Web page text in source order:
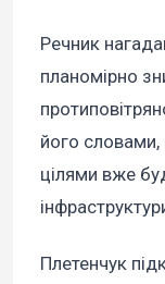
Речник
планомірно
його
цілями вже
Плетенчук